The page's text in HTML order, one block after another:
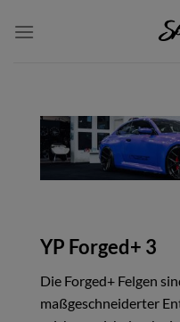
Inhalt
YP Forged+ 3
Die Forged+ Felgen
maßgeschneiderter